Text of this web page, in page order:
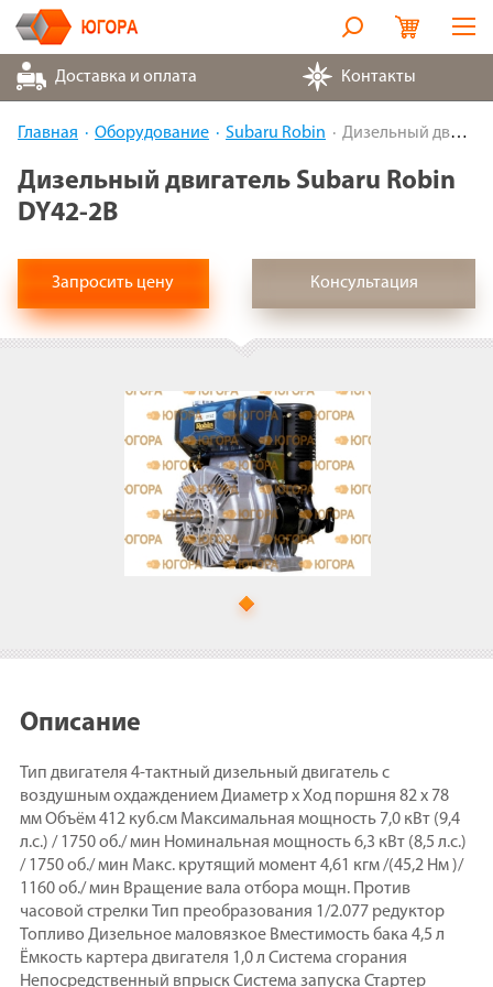
Оборудование
Контакты
О компании
Доставка и оплата Контакты
Главная Оборудование Subaru Robin Дизельный двигатель Subaru Robin DY42-2B
Дизельный двигатель Subaru Robin
DY42-2B
Запросить цену Консультация
Описание
Тип двигателя 4-тактный дизельный двигатель с
воздушным охдаждением Диаметр х Ход поршня 82 х 78
мм Объём 412 куб.см Максимальная мощность 7,0 кВт (9,4
л.с.) / 1750 об./ мин Номинальная мощность 6,3 кВт (8,5 л.с.)
/ 1750 об./ мин Макс. крутящий момент 4,61 кгм /(45,2 Нм )/
1160 об./ мин Вращение вала отбора мощн. Против
часовой стрелки Тип преобразования 1/2.077 редуктор
Топливо Дизельное маловязкое Вместимость бака 4,5 л
Ёмкость картера двигателя 1,0 л Система сгорания
Непосредственный впрыск Система запуска Стартер